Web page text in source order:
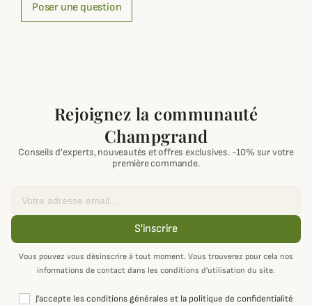
Poser une question
Rejoignez la communauté
Champgrand
Conseils d'experts, nouveautés et offres exclusives. -10% sur votre
première commande.
S'inscrire
Vous pouvez vous désinscrire à tout moment. Vous trouverez pour cela nos
informations de contact dans les conditions d'utilisation du site.
J'accepte les conditions générales et la politique de confidentialité